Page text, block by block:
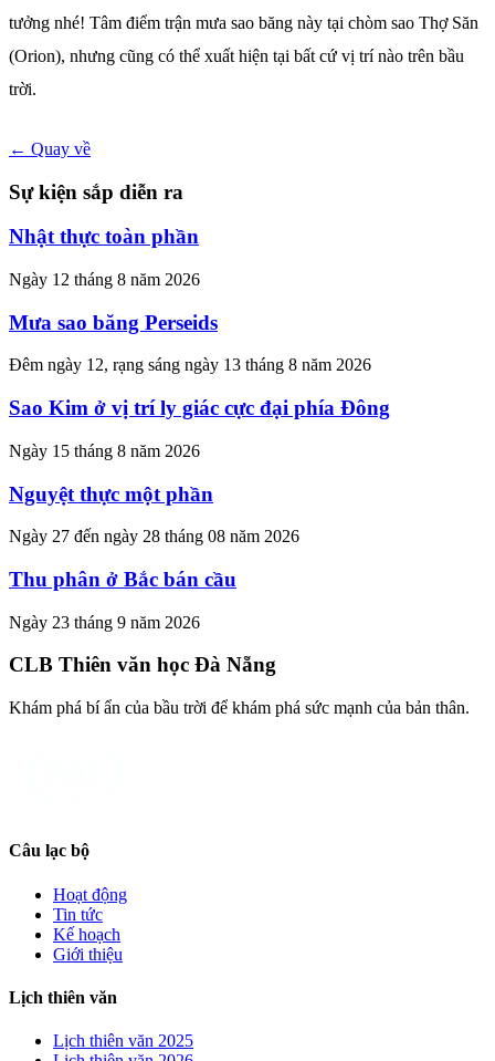
tưởng nhé! Tâm điểm trận mưa sao băng này tại chòm sao Thợ Săn
(Orion), nhưng cũng có thể xuất hiện tại bất cứ vị trí nào trên bầu
trời.
← Quay về
Sự kiện sắp diễn ra
Nhật thực toàn phần
Ngày 12 tháng 8 năm 2026
Mưa sao băng Perseids
Đêm ngày 12, rạng sáng ngày 13 tháng 8 năm 2026
Sao Kim ở vị trí ly giác cực đại phía Đông
Ngày 15 tháng 8 năm 2026
Nguyệt thực một phần
Ngày 27 đến ngày 28 tháng 08 năm 2026
Thu phân ở Bắc bán cầu
Ngày 23 tháng 9 năm 2026
CLB Thiên văn học Đà Nẵng
Khám phá bí ẩn của bầu trời để khám phá sức mạnh của bản thân.
Câu lạc bộ
Hoạt động
Tin tức
Kế hoạch
Giới thiệu
Lịch thiên văn
Lịch thiên văn 2025